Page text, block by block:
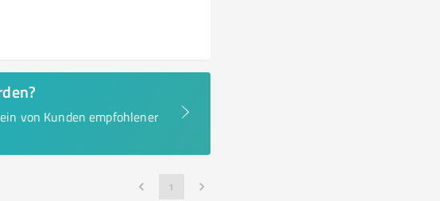
von Kunden empfohlener
1